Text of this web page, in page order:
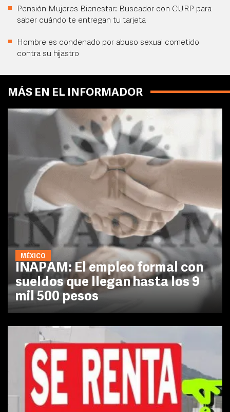
Pensión Mujeres Bienestar: Buscador con CURP para
saber cuándo te entregan tu tarjeta
Hombre es condenado por abuso sexual cometido
contra su hijastro
MÁS EN EL INFORMADOR
MÉXICO
INAPAM: El empleo formal con
sueldos que llegan hasta los 9
mil 500 pesos